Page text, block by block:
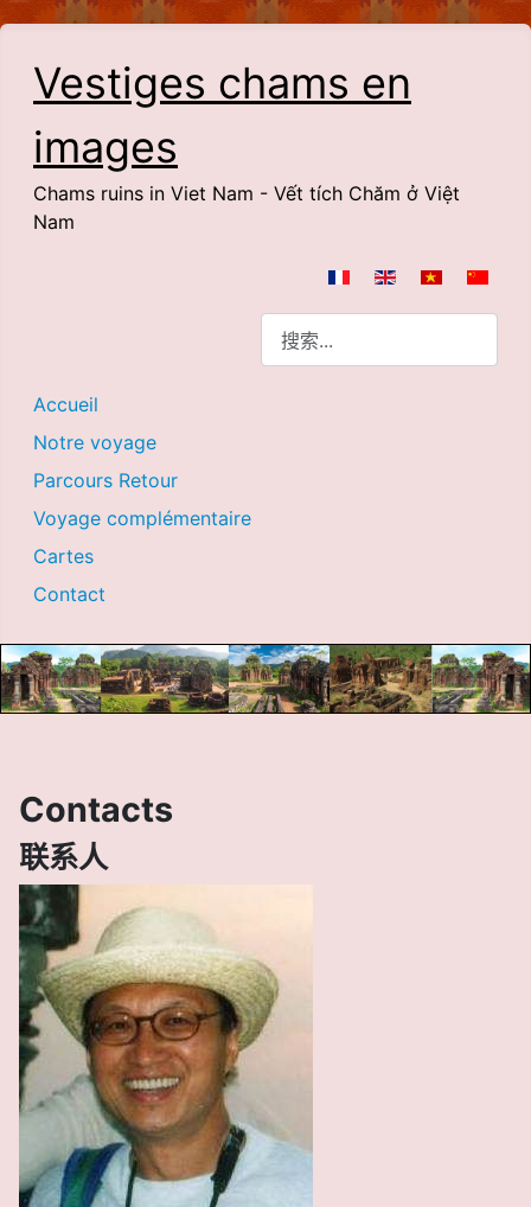
Vestiges chams en
images
Chams ruins in Viet Nam - Vết tích Chăm ở Việt
Nam
搜索
Accueil
Notre voyage
Parcours Retour
Voyage complémentaire
Cartes
Contact
Contacts
联系人